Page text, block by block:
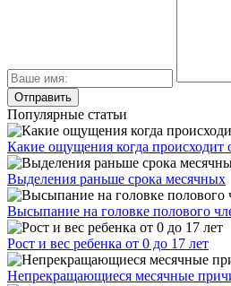
Популярные статьи
Какие ощущения когда происходит
Выделения раньше срока месячных
Высыпание на головке полового
Рост и вес ребенка от 0 до 17 лет
Непрекращающиеся месячные